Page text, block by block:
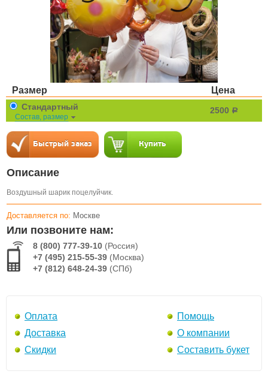
Размер Цена
Стандартный
Состав, размер
2500 a
Описание
Воздушный шарик поцелуйчик.
Доставляется по: Москве
Или позвоните нам:
8 (800) 777-39-10 (Россия)
+7 (495) 215-55-39 (Москва)
+7 (812) 648-24-39 (СПб)
Оплата
Доставка
Скидки
Помощь
О компании
Составить букет